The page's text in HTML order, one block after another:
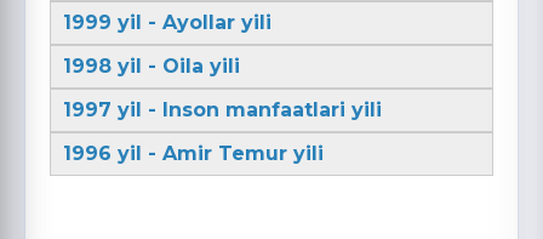
1999 yil - Ayollar yili
1998 yil - Oila yili
1997 yil - Inson manfaatlari yili
1996 yil - Amir Temur yili